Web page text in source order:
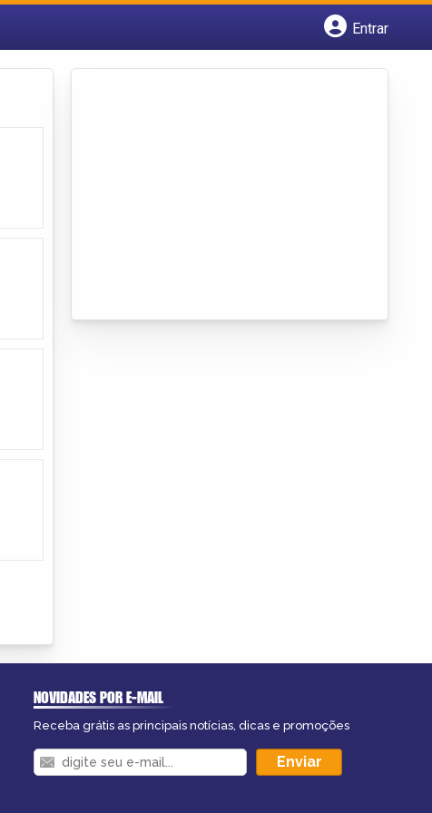
Entrar
NOVIDADES POR E-MAIL
Receba grátis as principais notícias, dicas e promoções